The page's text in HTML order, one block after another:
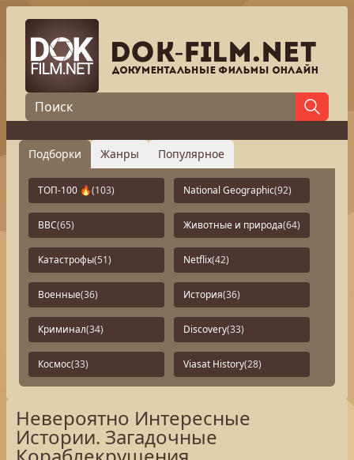
Подборки Жанры Популярное
ТОП-100 🔥(103) National Geographic(92)
BBC(65) Животные и природа(64)
Катастрофы(51) Netflix(42)
Военные(36) История(36)
Криминал(34) Discovery(33)
Космос(33) Viasat History(28)
Невероятно Интересные
Истории. Загадочные